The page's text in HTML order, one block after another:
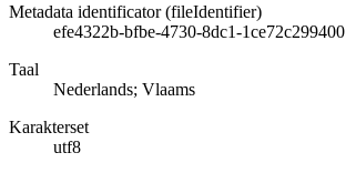
Metadata identificator (fileIdentifier)
efe4322b-bfbe-4730-8dc1-1ce72c299400
Taal
Nederlands; Vlaams
Karakterset
utf8